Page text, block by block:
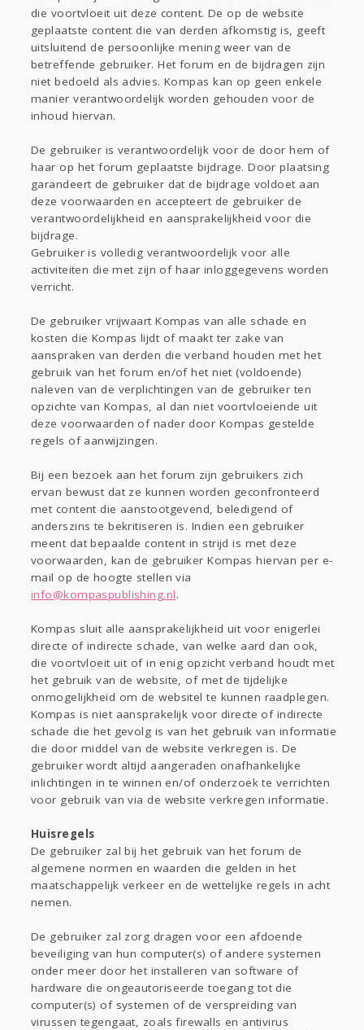
die voortvloeit uit deze content. De op de website
geplaatste content die van derden afkomstig is, geeft
uitsluitend de persoonlijke mening weer van de
betreffende gebruiker. Het forum en de bijdragen zijn
niet bedoeld als advies. Kompas kan op geen enkele
manier verantwoordelijk worden gehouden voor de
inhoud hiervan.
De gebruiker is verantwoordelijk voor de door hem of
haar op het forum geplaatste bijdrage. Door plaatsing
garandeert de gebruiker dat de bijdrage voldoet aan
deze voorwaarden en accepteert de gebruiker de
verantwoordelijkheid en aansprakelijkheid voor die
bijdrage.
Gebruiker is volledig verantwoordelijk voor alle
activiteiten die met zijn of haar inloggegevens worden
verricht.
De gebruiker vrijwaart Kompas van alle schade en
kosten die Kompas lijdt of maakt ter zake van
aanspraken van derden die verband houden met het
gebruik van het forum en/of het niet (voldoende)
naleven van de verplichtingen van de gebruiker ten
opzichte van Kompas, al dan niet voortvloeiende uit
deze voorwaarden of nader door Kompas gestelde
regels of aanwijzingen.
Bij een bezoek aan het forum zijn gebruikers zich
ervan bewust dat ze kunnen worden geconfronteerd
met content die aanstootgevend, beledigend of
anderszins te bekritiseren is. Indien een gebruiker
meent dat bepaalde content in strijd is met deze
voorwaarden, kan de gebruiker Kompas hiervan per e-
mail op de hoogte stellen via
info@kompaspublishing.nl.
Kompas sluit alle aansprakelijkheid uit voor enigerlei
directe of indirecte schade, van welke aard dan ook,
die voortvloeit uit of in enig opzicht verband houdt met
het gebruik van de website, of met de tijdelijke
onmogelijkheid om de websitel te kunnen raadplegen.
Kompas is niet aansprakelijk voor directe of indirecte
schade die het gevolg is van het gebruik van informatie
die door middel van de website verkregen is. De
gebruiker wordt altijd aangeraden onafhankelijke
inlichtingen in te winnen en/of onderzoek te verrichten
voor gebruik van via de website verkregen informatie.
Huisregels
De gebruiker zal bij het gebruik van het forum de
algemene normen en waarden die gelden in het
maatschappelijk verkeer en de wettelijke regels in acht
nemen.
De gebruiker zal zorg dragen voor een afdoende
beveiliging van hun computer(s) of andere systemen
onder meer door het installeren van software of
hardware die ongeautoriseerde toegang tot die
computer(s) of systemen of de verspreiding van
virussen tegengaat, zoals firewalls en antivirus